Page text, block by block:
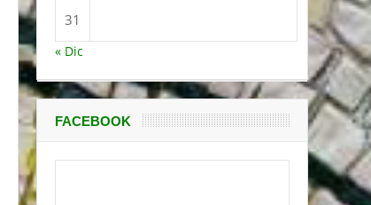
31
« Dic
FACEBOOK